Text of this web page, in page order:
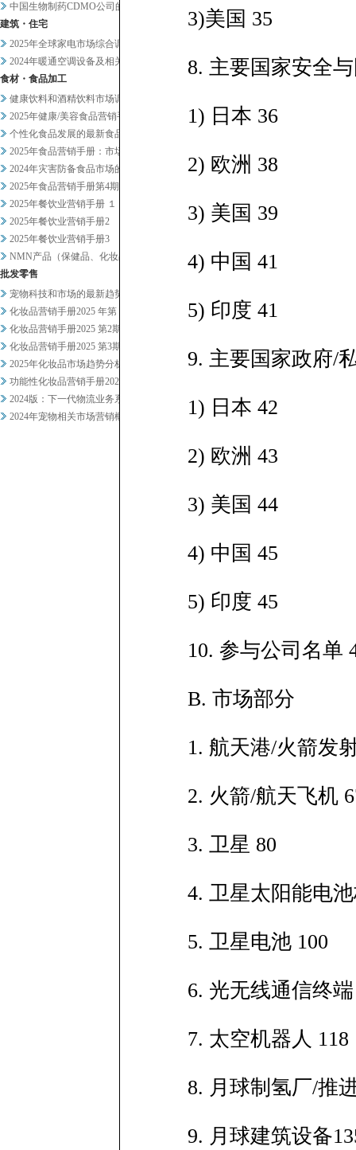
中国生物制药CDMO公司的战略...
建筑・住宅
2025年全球家电市场综合调查
2024年暖通空调设备及相关业...
食材・食品加工
健康饮料和酒精饮料市场调查
2025年健康/美容食品营销手...
个性化食品发展的最新食品科技趋...
2025年食品营销手册：市场总...
2024年灾害防备食品市场的现...
2025年食品营销手册第4期
2025年餐饮业营销手册 １
2025年餐饮业营销手册2
2025年餐饮业营销手册3
NMN产品（保健品、化妆品）及...
批发零售
宠物科技和市场的最新趋势正在发...
化妆品营销手册2025 年第 ...
化妆品营销手册2025 第2期
化妆品营销手册2025 第3期
2025年化妆品市场趋势分析概...
功能性化妆品营销手册2024-...
2024版：下一代物流业务系统...
2024年宠物相关市场营销概况
3)美国 35
8. 主要国家安全
1) 日本 36
2) 欧洲 38
3) 美国 39
4) 中国 41
5) 印度 41
9. 主要国家政府/
1) 日本 42
2) 欧洲 43
3) 美国 44
4) 中国 45
5) 印度 45
10. 参与公司名单
B. 市场部分
1. 航天港/火箭发
2. 火箭/航天飞机
3. 卫星 80
4. 卫星太阳能电
5. 卫星电池 100
6. 光无线通信终端
7. 太空机器人 118
8. 月球制氢厂/推
9. 月球建筑设备